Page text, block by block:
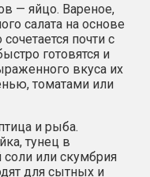
— яйцо. Вареное,
салата на основе
почти с
готовятся и
вкуса их
томатами или
и рыба.
тунец в
соли или скумбрия
для сытных и